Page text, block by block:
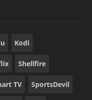
Kodi
Shellfire
TV SportsDevil